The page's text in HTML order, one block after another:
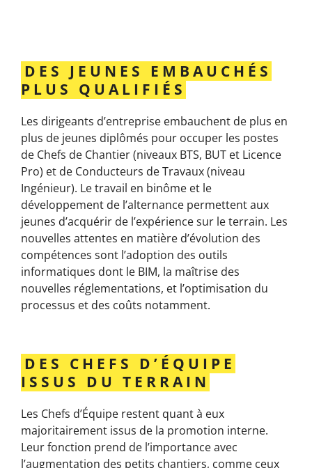
DES JEUNES EMBAUCHÉS
PLUS QUALIFIÉS
Les dirigeants d’entreprise embauchent de plus en
plus de jeunes diplômés pour occuper les postes
de Chefs de Chantier (niveaux BTS, BUT et Licence
Pro) et de Conducteurs de Travaux (niveau
Ingénieur). Le travail en binôme et le
développement de l’alternance permettent aux
jeunes d’acquérir de l’expérience sur le terrain. Les
nouvelles attentes en matière d’évolution des
compétences sont l’adoption des outils
informatiques dont le BIM, la maîtrise des
nouvelles réglementations, et l’optimisation du
processus et des coûts notamment.
DES CHEFS D’ÉQUIPE
ISSUS DU TERRAIN
Les Chefs d’Équipe restent quant à eux
majoritairement issus de la promotion interne.
Leur fonction prend de l’importance avec
l’augmentation des petits chantiers, comme ceux